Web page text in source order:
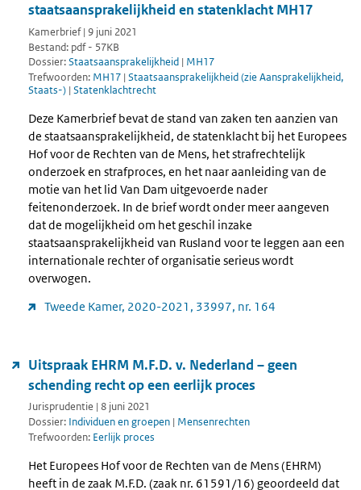
staatsaansprakelijkheid en statenklacht MH17
Kamerbrief | 9 juni 2021
Bestand: pdf - 57KB
Dossier:Staatsaansprakelijkheid | MH17
Trefwoorden: MH17 | Staatsaansprakelijkheid (zie Aansprakelijkheid,
Staats-) | Statenklachtrecht
Deze Kamerbrief bevat de stand van zaken ten aanzien van
de staatsaansprakelijkheid, de statenklacht bij het Europees
Hof voor de Rechten van de Mens, het strafrechtelijk
onderzoek en strafproces, en het naar aanleiding van de
motie van het lid Van Dam uitgevoerde nader
feitenonderzoek. In de brief wordt onder meer aangeven
dat de mogelijkheid om het geschil inzake
staatsaansprakelijkheid van Rusland voor te leggen aan een
internationale rechter of organisatie serieus wordt
overwogen.
Tweede Kamer, 2020-2021, 33997, nr. 164
Uitspraak EHRM M.F.D. v. Nederland – geen
schending recht op een eerlijk proces
Jurisprudentie | 8 juni 2021
Dossier: Individuen en groepen | Mensenrechten
Trefwoorden: Eerlijk proces
Het Europees Hof voor de Rechten van de Mens (EHRM)
heeft in de zaak M.F.D. (zaak nr. 61591/16) geoordeeld dat